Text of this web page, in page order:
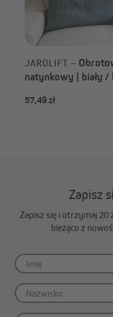
JAROLIFT –
natynkowy | biały /
57,49 zł
Zapisz
Zapisz się i otrzymaj 20
bieżąco z